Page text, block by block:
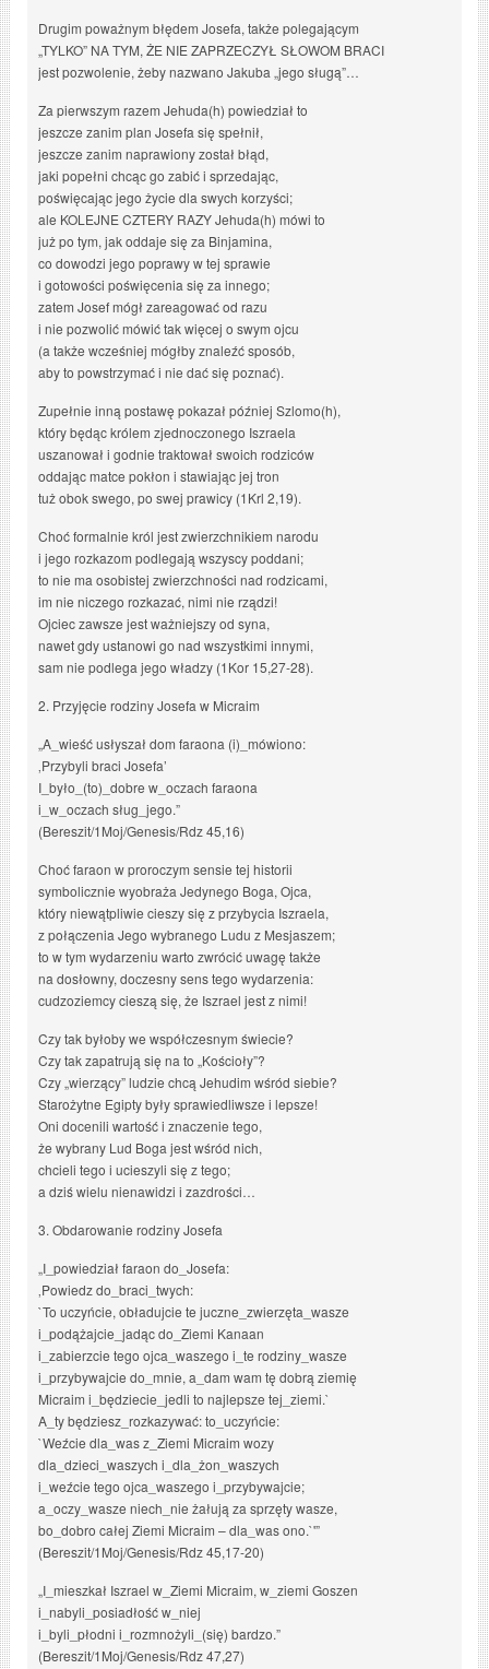
Drugim poważnym błędem Josefa, także polegającym
„TYLKO” NA TYM, ŻE NIE ZAPRZECZYŁ SŁOWOM BRACI
jest pozwolenie, żeby nazwano Jakuba „jego sługą”…
Za pierwszym razem Jehuda(h) powiedział to
jeszcze zanim plan Josefa się spełnił,
jeszcze zanim naprawiony został błąd,
jaki popełni chcąc go zabić i sprzedając,
poświęcając jego życie dla swych korzyści;
ale KOLEJNE CZTERY RAZY Jehuda(h) mówi to
już po tym, jak oddaje się za Binjamina,
co dowodzi jego poprawy w tej sprawie
i gotowości poświęcenia się za innego;
zatem Josef mógł zareagować od razu
i nie pozwolić mówić tak więcej o swym ojcu
(a także wcześniej mógłby znaleźć sposób,
aby to powstrzymać i nie dać się poznać).
Zupełnie inną postawę pokazał później Szlomo(h),
który będąc królem zjednoczonego Iszraela
uszanował i godnie traktował swoich rodziców
oddając matce pokłon i stawiając jej tron
tuż obok swego, po swej prawicy (1Krl 2,19).
Choć formalnie król jest zwierzchnikiem narodu
i jego rozkazom podlegają wszyscy poddani;
to nie ma osobistej zwierzchności nad rodzicami,
im nie niczego rozkazać, nimi nie rządzi!
Ojciec zawsze jest ważniejszy od syna,
nawet gdy ustanowi go nad wszystkimi innymi,
sam nie podlega jego władzy (1Kor 15,27-28).
2. Przyjęcie rodziny Josefa w Micraim
„A_wieść usłyszał dom faraona (i)_mówiono:
‚Przybyli braci Josefa’
I_było_(to)_dobre w_oczach faraona
i_w_oczach sług_jego.”
(Bereszit/1Moj/Genesis/Rdz 45,16)
Choć faraon w proroczym sensie tej historii
symbolicznie wyobraża Jedynego Boga, Ojca,
który niewątpliwie cieszy się z przybycia Iszraela,
z połączenia Jego wybranego Ludu z Mesjaszem;
to w tym wydarzeniu warto zwrócić uwagę także
na dosłowny, doczesny sens tego wydarzenia:
cudzoziemcy cieszą się, że Iszrael jest z nimi!
Czy tak byłoby we współczesnym świecie?
Czy tak zapatrują się na to „Kościoły”?
Czy „wierzący” ludzie chcą Jehudim wśród siebie?
Starożytne Egipty były sprawiedliwsze i lepsze!
Oni docenili wartość i znaczenie tego,
że wybrany Lud Boga jest wśród nich,
chcieli tego i ucieszyli się z tego;
a dziś wielu nienawidzi i zazdrości…
3. Obdarowanie rodziny Josefa
„I_powiedział faraon do_Josefa:
‚Powiedz do_braci_twych:
`To uczyńcie, obładujcie te juczne_zwierzęta_wasze
i_podążajcie_jadąc do_Ziemi Kanaan
i_zabierzcie tego ojca_waszego i_te rodziny_wasze
i_przybywajcie do_mnie, a_dam wam tę dobrą ziemię
Micraim i_będziecie_jedli to najlepsze tej_ziemi.`
A_ty będziesz_rozkazywać: to_uczyńcie:
`Weźcie dla_was z_Ziemi Micraim wozy
dla_dzieci_waszych i_dla_żon_waszych
i_weźcie tego ojca_waszego i_przybywajcie;
a_oczy_wasze niech_nie żałują za sprzęty wasze,
bo_dobro całej Ziemi Micraim – dla_was ono.`'”
(Bereszit/1Moj/Genesis/Rdz 45,17-20)
„I_mieszkał Iszrael w_Ziemi Micraim, w_ziemi Goszen
i_nabyli_posiadłość w_niej
i_byli_płodni i_rozmnożyli_(się) bardzo.”
(Bereszit/1Moj/Genesis/Rdz 47,27)